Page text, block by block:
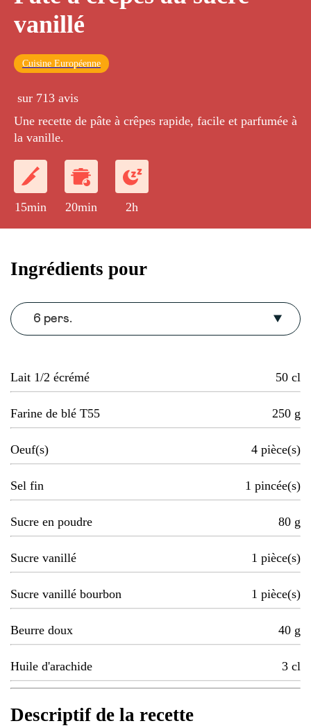
vanillé
Cuisine Européenne
sur 713 avis
Une recette de pâte à crêpes rapide, facile et parfumée à
la vanille.
15min 20min 2h
Ingrédients pour
6 pers.
Lait 1/2 écrémé 50 cl
Farine de blé T55 250 g
Oeuf(s) 4 pièce(s)
Sel fin 1 pincée(s)
Sucre en poudre 80 g
Sucre vanillé 1 pièce(s)
Sucre vanillé bourbon 1 pièce(s)
Beurre doux 40 g
Huile d'arachide 3 cl
Descriptif de la recette